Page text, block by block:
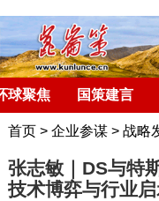
球聚焦 国策建言
首页> 企业参谋> 战略
张志敏｜DS与特
技术博弈与行业